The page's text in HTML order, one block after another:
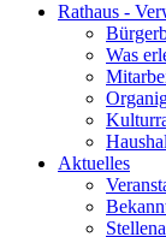
Rathaus -
Was
Aktuelles